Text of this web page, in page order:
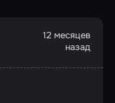
12 месяцев
назад